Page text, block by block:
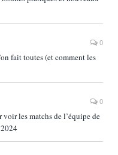
0
fait toutes (et comment les
0
les matchs de l’équipe de